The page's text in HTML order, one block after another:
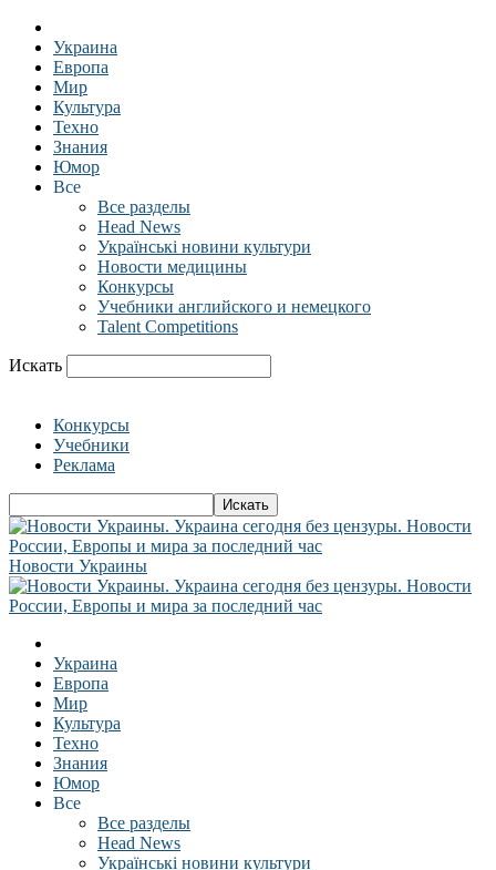
Украина
Европа
Мир
Культура
Техно
Знания
Юмор
Все
Все разделы
Head News
Українські новини культури
Новости медицины
Конкурсы
Учебники английского и немецкого
Talent Competitions
Искать
Конкурсы
Учебники
Реклама
Новости Украины
Украина
Европа
Мир
Культура
Техно
Знания
Юмор
Все
Все разделы
Head News
Українські новини культури